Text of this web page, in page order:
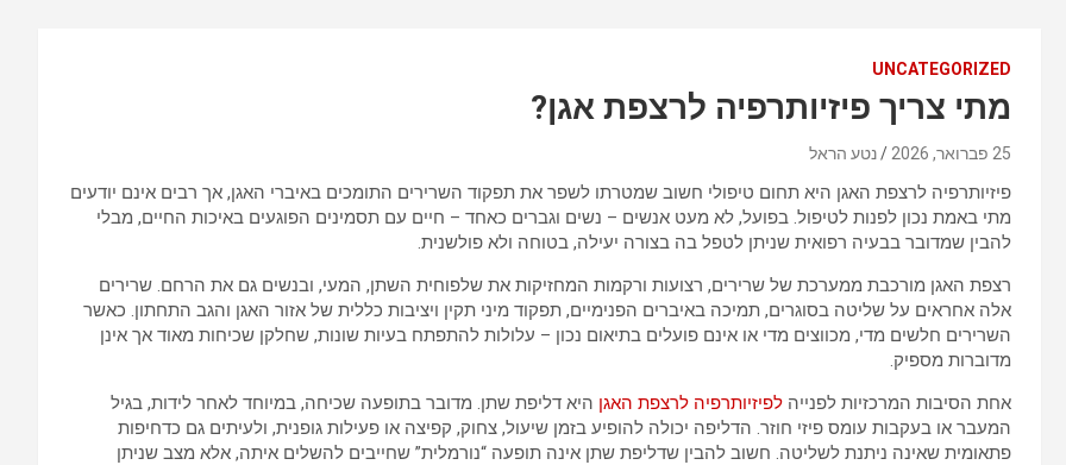
UNCATEGORIZED
מתי צריך פיזיותרפיה לרצפת אגן?
25 פברואר, 2026 נטע הראל
פיזיותרפיה לרצפת האגן היא תחום טיפולי חשוב שמטרתו לשפר את תפקוד השרירים התומכים באיברי האגן, אך רבים אינם יודעים
מתי באמת נכון לפנות לטיפול. בפועל, לא מעט אנשים – נשים וגברים כאחד – חיים עם תסמינים הפוגעים באיכות החיים, מבלי
להבין שמדובר בבעיה רפואית שניתן לטפל בה בצורה יעילה, בטוחה ולא פולשנית.
רצפת האגן מורכבת ממערכת של שרירים, רצועות ורקמות המחזיקות את שלפוחית השתן, המעי, ובנשים גם את הרחם. שרירים
אלה אחראים על שליטה בסוגרים, תמיכה באיברים הפנימיים, תפקוד מיני תקין ויציבות כללית של אזור האגן והגב התחתון. כאשר
השרירים חלשים מדי, מכווצים מדי או אינם פועלים בתיאום נכון – עלולות להתפתח בעיות שונות, שחלקן שכיחות מאוד אך אינן
מדוברות מספיק.
אחת הסיבות המרכזיות לפנייה לפיזיותרפיה לרצפת האגן היא דליפת שתן. מדובר בתופעה שכיחה, במיוחד לאחר לידות, בגיל
המעבר או בעקבות עומס פיזי חוזר. הדליפה יכולה להופיע בזמן שיעול, צחוק, קפיצה או פעילות גופנית, ולעיתים גם כדחיפות
פתאומית שאינה ניתנת לשליטה. חשוב להבין שדליפת שתן אינה תופעה “נורמלית” שחייבים להשלים איתה, אלא מצב שניתן